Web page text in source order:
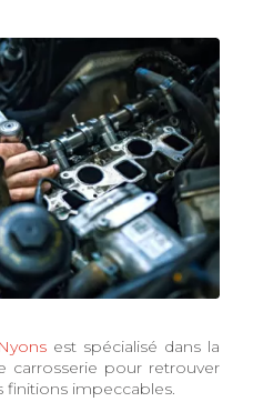
est spécialisé dans la
carrosserie pour retrouver
finitions impeccables.